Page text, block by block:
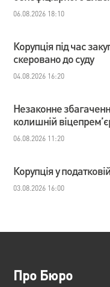
06.08.2026 18:10
Корупція під час
скеровано до суду
04.08.2026 16:20
Незаконне
колишній
06.08.2026 11:20
Корупція у
03.08.2026 16:00
Про Бюро